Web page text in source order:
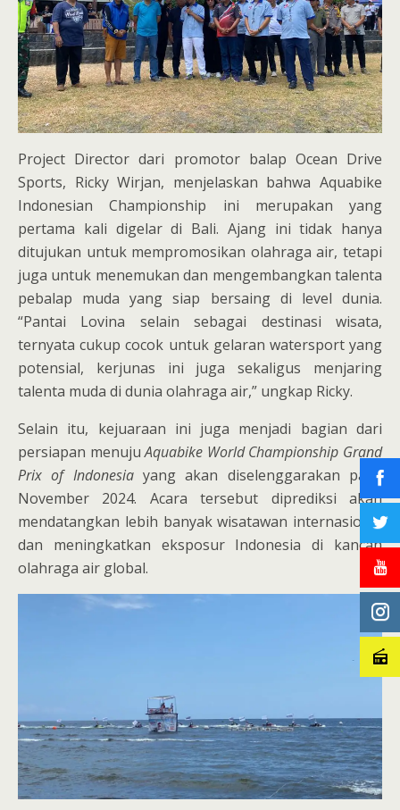
Project Director dari promotor balap Ocean Drive
Sports, Ricky Wirjan, menjelaskan bahwa Aquabike
Indonesian Championship ini merupakan yang
pertama kali digelar di Bali. Ajang ini tidak hanya
ditujukan untuk mempromosikan olahraga air, tetapi
juga untuk menemukan dan mengembangkan talenta
pebalap muda yang siap bersaing di level dunia.
“Pantai Lovina selain sebagai destinasi wisata,
ternyata cukup cocok untuk gelaran watersport yang
potensial, kerjunas ini juga sekaligus menjaring
talenta muda di dunia olahraga air,” ungkap Ricky.
Selain itu, kejuaraan ini juga menjadi bagian dari
persiapan menujuAquabike World Championship Grand
Prix of Indonesiayang akan diselenggarakan pada
November 2024. Acara tersebut diprediksi akan
mendatangkan lebih banyak wisatawan internasional
dan meningkatkan eksposur Indonesia di kancah
olahraga air global.